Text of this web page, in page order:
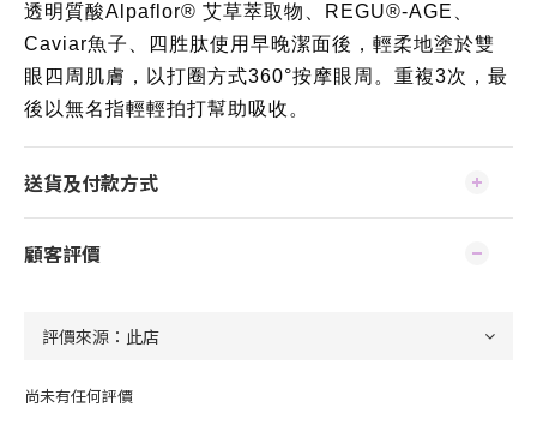
透明質酸Alpaflor® 艾草萃取物、REGU®-AGE、
Caviar魚子、四胜肽使用早晚潔面後，輕柔地塗於雙
眼四周肌膚，以打圈方式360°按摩眼周。重複3次，最
後以無名指輕輕拍打幫助吸收。
送貨及付款方式
顧客評價
尚未有任何評價